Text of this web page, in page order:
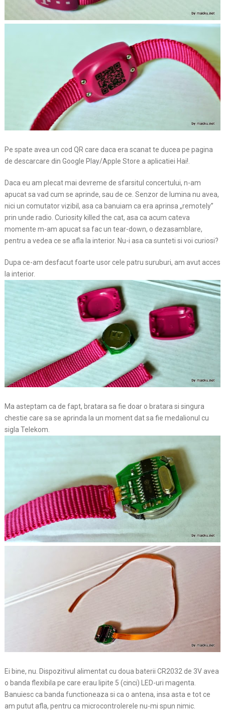
Pe spate avea un cod QR care daca era scanat te ducea pe pagina
de descarcare din Google Play/Apple Store a aplicatiei Hai!.
Daca eu am plecat mai devreme de sfarsitul concertului, n-am
apucat sa vad cum se aprinde, sau de ce. Senzor de lumina nu avea,
nici un comutator vizibil, asa ca banuiam ca era aprinsa „remotely”
prin unde radio. Curiosity killed the cat, asa ca acum cateva
momente m-am apucat sa fac un tear-down, o dezasamblare,
pentru a vedea ce se afla la interior. Nu-i asa ca sunteti si voi curiosi?
Dupa ce-am desfacut foarte usor cele patru suruburi, am avut acces
la interior.
Ma asteptam ca de fapt, bratara sa fie doar o bratara si singura
chestie care sa se aprinda la un moment dat sa fie medalionul cu
sigla Telekom.
Ei bine, nu. Dispozitivul alimentat cu doua baterii CR2032 de 3V avea
o banda flexibila pe care erau lipite 5 (cinci) LED-uri magenta.
Banuiesc ca banda functioneaza si ca o antena, insa asta e tot ce
am putut afla, pentru ca microcontrolerele nu-mi spun nimic.